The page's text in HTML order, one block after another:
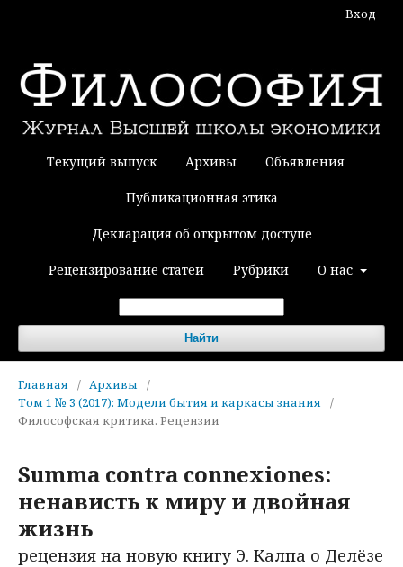
Текущий выпуск Архивы Объявления
Публикационная этика
Декларация об открытом доступе
Рецензирование статей Рубрики О нас
Найти
Вход
Главная / Архивы
/
Том 1 № 3 (2017): Модели бытия и каркасы знания
/
Философская критика. Рецензии
Summa contra connexiones:
ненависть к миру и двойная
жизнь
рецензия на новую книгу Э. Калпа о Делёзе